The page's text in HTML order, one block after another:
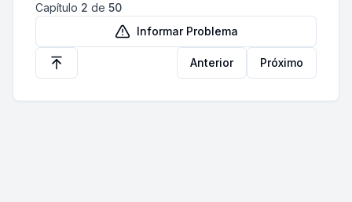
Capítulo 2 de 50
Informar Problema
Anterior Próximo